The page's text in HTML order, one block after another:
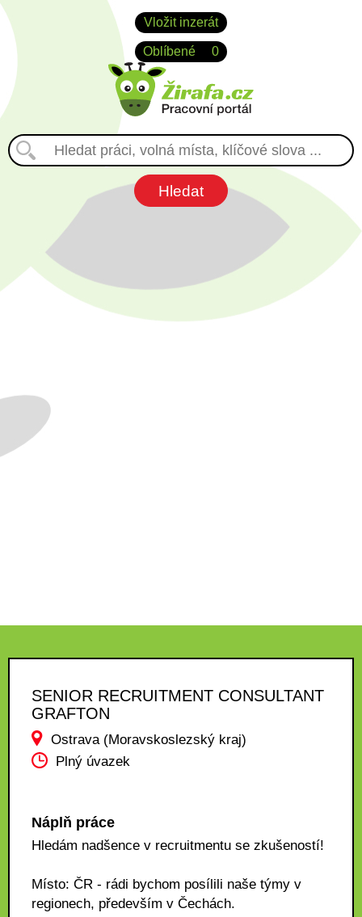
Vložit inzerát
Oblíbené 0
SENIOR RECRUITMENT CONSULTANT
GRAFTON
Ostrava (Moravskoslezský kraj)
Plný úvazek
Náplň práce
Hledám nadšence v recruitmentu se zkušeností!
Místo: ČR - rádi bychom posílili naše týmy v
regionech, především v Čechách.